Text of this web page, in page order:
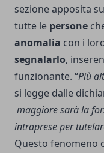
sezione apposita
tutte le persone
anomalia con i
segnalarlo,
funzionante. “Più
si legge dalle
maggiore sarà la
intraprese per
Questo fenomeno